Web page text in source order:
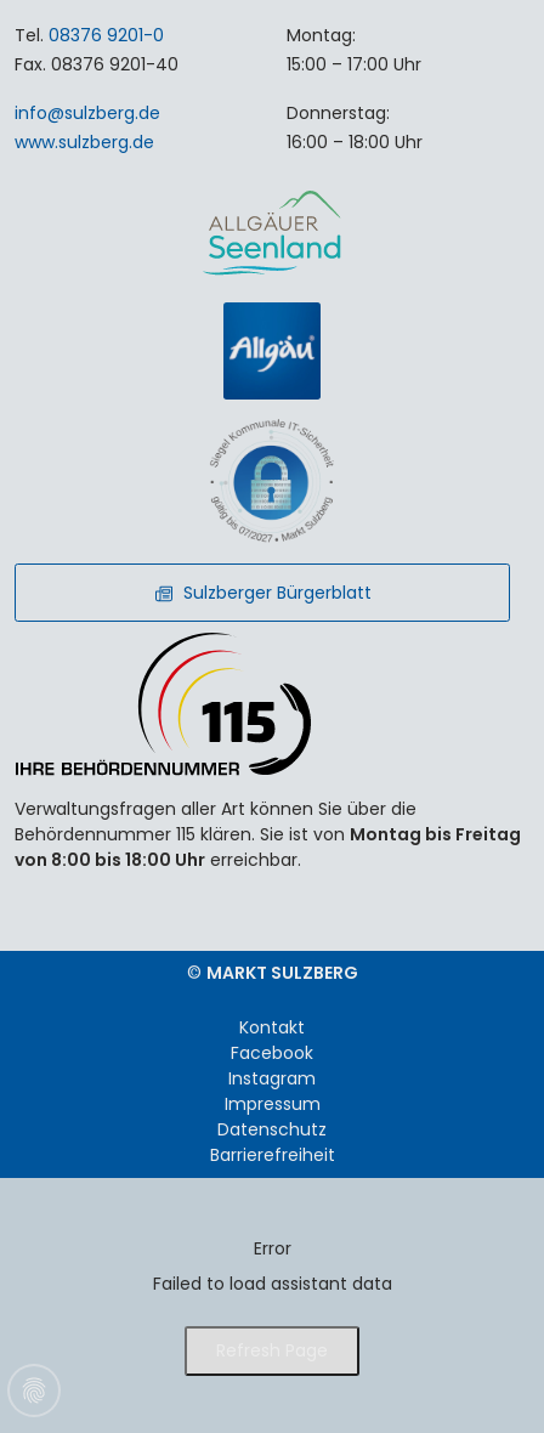
Tel. 08376 9201-0
Fax. 08376 9201-40
info@sulzberg.de
www.sulzberg.de
Montag:
15:00 – 17:00 Uhr
Donnerstag:
16:00 – 18:00 Uhr
Sulzberger Bürgerblatt
Verwaltungsfragen aller Art können Sie über die
Behördennummer 115 klären. Sie ist von Montag bis Freitag
von 8:00 bis 18:00 Uhr erreichbar.
© MARKT SULZBERG
Kontakt
Facebook
Instagram
Impressum
Datenschutz
Barrierefreiheit
Error
Failed to load assistant data